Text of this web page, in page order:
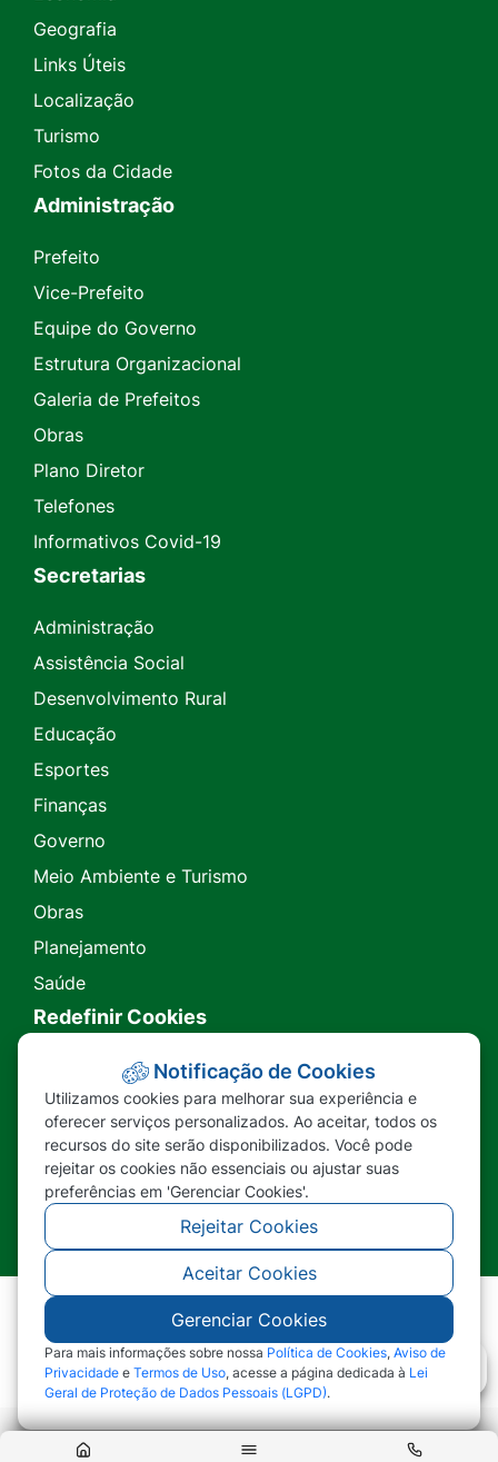
Geografia
Links Úteis
Localização
Turismo
Fotos da Cidade
Administração
Prefeito
Vice-Prefeito
Equipe do Governo
Estrutura Organizacional
Galeria de Prefeitos
Obras
Plano Diretor
Telefones
Informativos Covid-19
Secretarias
Administração
Assistência Social
Desenvolvimento Rural
Educação
Esportes
Finanças
Governo
Meio Ambiente e Turismo
Obras
Planejamento
Saúde
Redefinir Cookies
Transparência
Ouvidoria
SIC
©2026 - Prefeitura Municipal de Nova Lacerda -
MT - Todos os direitos reservados
Notificação de Cookies
Utilizamos cookies para melhorar sua experiência e
oferecer serviços personalizados. Ao aceitar, todos os
recursos do site serão disponibilizados. Você pode
rejeitar os cookies não essenciais ou ajustar suas
preferências em 'Gerenciar Cookies'.
Rejeitar Cookies
Aceitar Cookies
Gerenciar Cookies
Para mais informações sobre nossa Política de Cookies, Aviso de
Privacidade e Termos de Uso, acesse a página dedicada à Lei
Geral de Proteção de Dados Pessoais (LGPD).